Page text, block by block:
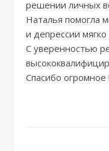
решении личных
Наталья помогла
и депрессии
С уверенностью
Спасибо огромное